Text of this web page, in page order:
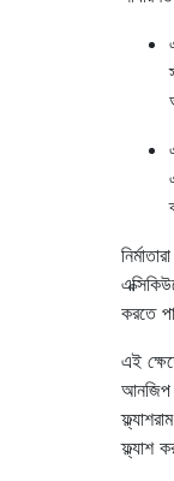
করতে
এই
আনজিপ
ফ্ল্যাশ